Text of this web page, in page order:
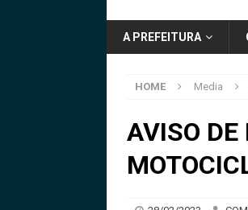
A PREFEITURA
HOME Media
AVISO DE